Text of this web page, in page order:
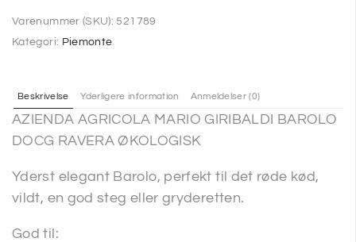
Varenummer (SKU): 521789
Kategori: Piemonte
Beskrivelse Yderligere information Anmeldelser (0)
AZIENDA AGRICOLA MARIO GIRIBALDI BAROLO
DOCG RAVERA ØKOLOGISK
Yderst elegant Barolo, perfekt til det røde kød,
vildt, en god steg eller gryderetten.
God til: